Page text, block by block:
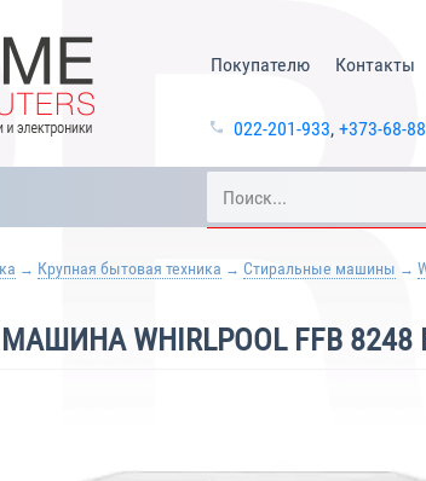
Покупателю Контакты
022-201-933, +373-68-
Крупная бытовая техника Стиральные машины
WHIRLPOOL FFB 8248